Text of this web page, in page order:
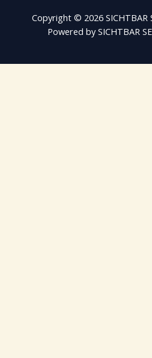
Copyright © 2026 SICHTBAR
Powered by SICHTBAR